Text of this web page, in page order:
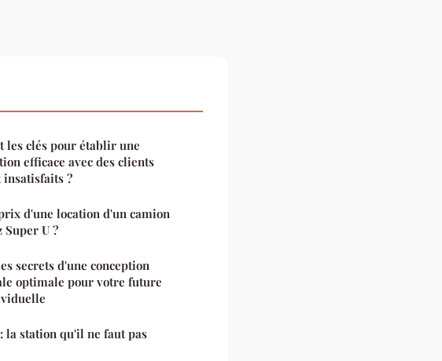
les clés pour établir une
efficace avec des clients
insatisfaits ?
d'une location d'un camion
Super U ?
secrets d'une conception
optimale pour votre future
la station qu'il ne faut pas